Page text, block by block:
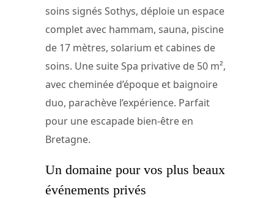
soins signés Sothys, déploie un espace
complet avec hammam, sauna, piscine
de 17 mètres, solarium et cabines de
soins. Une suite Spa privative de 50 m²,
avec cheminée d’époque et baignoire
duo, parachève l’expérience. Parfait
pour une escapade bien-être en
Bretagne.
Un domaine pour vos plus beaux
événements privés